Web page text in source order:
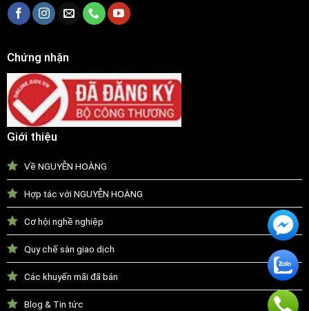
Chứng nhận
Giới thiệu
Về NGUYỄN HOÀNG
Hợp tác với NGUYỄN HOÀNG
Cơ hội nghề nghiệp
Quy chế sàn giao dịch
Các khuyến mãi đã bán
Blog & Tin tức